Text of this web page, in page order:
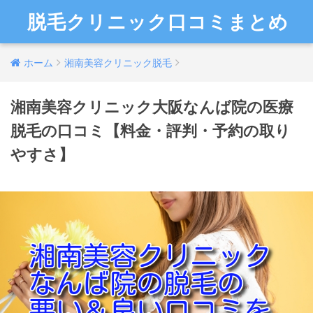
脱毛クリニック口コミまとめ
ホーム 湘南美容クリニック脱毛
湘南美容クリニック大阪なんば院の医療
脱毛の口コミ【料金・評判・予約の取り
やすさ】